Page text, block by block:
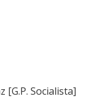
[G.P. Socialista]